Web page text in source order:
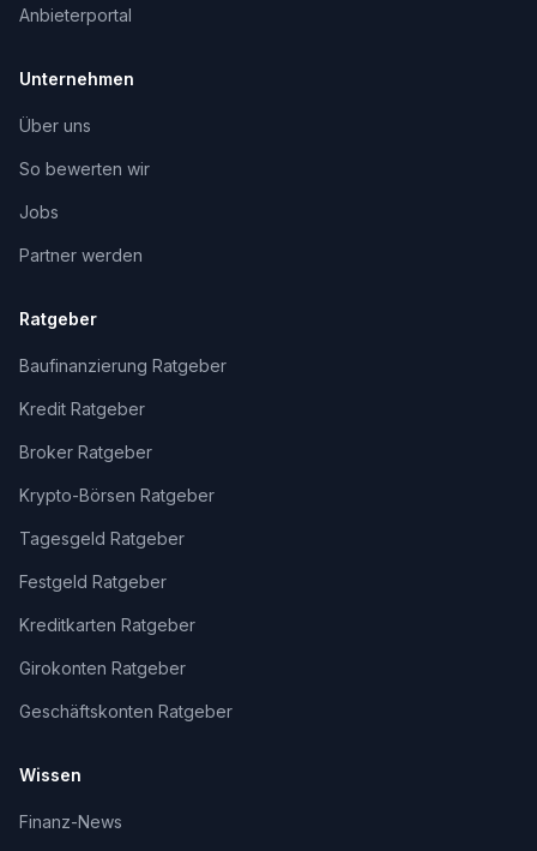
Anbieterportal
Unternehmen
Über uns
So bewerten wir
Jobs
Partner werden
Ratgeber
Baufinanzierung Ratgeber
Kredit Ratgeber
Broker Ratgeber
Krypto-Börsen Ratgeber
Tagesgeld Ratgeber
Festgeld Ratgeber
Kreditkarten Ratgeber
Girokonten Ratgeber
Geschäftskonten Ratgeber
Wissen
Finanz-News